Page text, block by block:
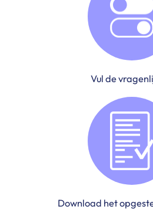
Vul de
Download het